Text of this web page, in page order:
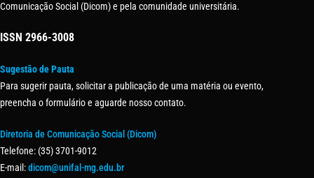
Comunicação Social (Dicom) e pela comunidade universitária.
ISSN 2966-3008
Sugestão de Pauta
Para sugerir pauta, solicitar a publicação de uma matéria ou evento,
preencha o formulário e aguarde nosso contato.
Diretoria de Comunicação Social (Dicom)
Telefone: (35) 3701-9012
E-mail:dicom@unifal-mg.edu.br